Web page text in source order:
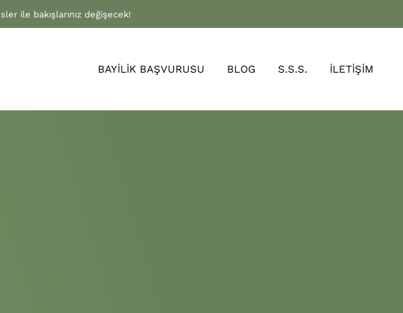
ile bakışlarınız değişecek!
BAYİLİK BAŞVURUSU BLOG S.S.S. İLETİŞİM